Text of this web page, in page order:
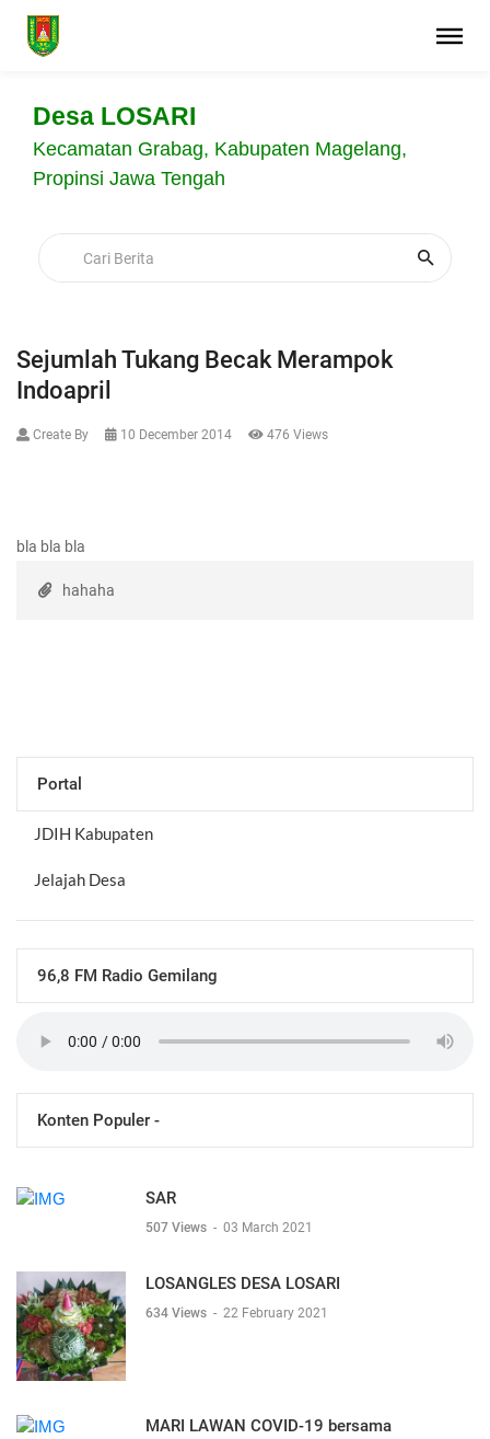
Desa LOSARI
Kecamatan Grabag, Kabupaten Magelang,
Propinsi Jawa Tengah
Sejumlah Tukang Becak Merampok
Indoapril
Create By 10 December 2014 476 Views
bla bla bla
hahaha
Portal
JDIH Kabupaten
Jelajah Desa
96,8 FM Radio Gemilang
Konten Populer -
SAR
507 Views - 03 March 2021
LOSANGLES DESA LOSARI
634 Views - 22 February 2021
MARI LAWAN COVID-19 bersama